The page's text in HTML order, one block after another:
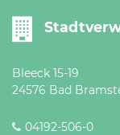
Bleeck 15-19
24576 Bad
04192-506-0